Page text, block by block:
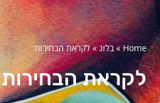
Home
»בלוג»לקראת הבחירות
לקראת הבחירות